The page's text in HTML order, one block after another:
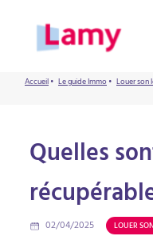
Accueil• Le guide Immo• Louer son
Quelles
02/04/2025 LOUER